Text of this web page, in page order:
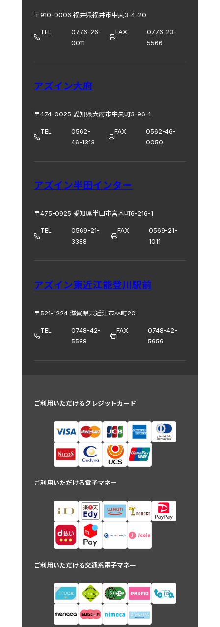
〒910-0006 福井県福井市中央3-4-20
TEL
0776-26-
0011
FAX
0776-23-
5566
アズイン大府
〒474-0025 愛知県大府市中央町3-96-1
TEL
0562-
46-1313
FAX
0562-46-
0050
アズイン半田インター
〒475-0925 愛知県半田市宮本町6-216-1
TEL
0569-21-
3388
FAX
0569-21-
1011
アズイン東近江能登川駅前
〒521-1224 滋賀県東近江市林町20
TEL
0748-42-
5588
FAX
0748-42-
5656
ご利用いただけるクレジットカード
ご利用いただける電子マネー
ご利用いただける交通系電子マネー